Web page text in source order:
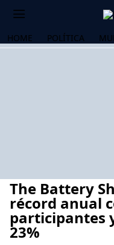
HOME POLÍTICA
The Battery
récord anual
participantes
23%